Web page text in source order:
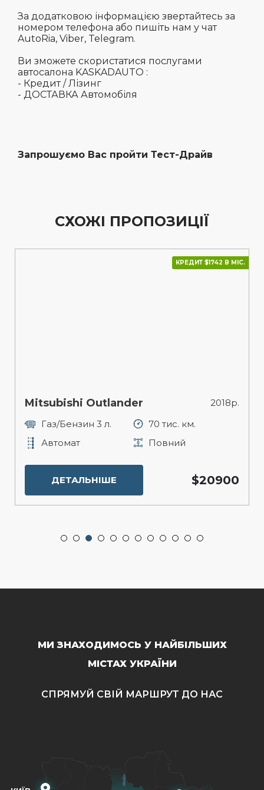
За додатковою інформацією звертайтесь за
номером телефона або пишіть нам у чат
AutoRia, Viber, Telegram.
Ви зможете скористатися послугами
автосалона KASKADAUTO :
- Кредит / Лізинг
- ДОСТАВКА Автомобіля
Запрошуємо Вас пройти Тест-Драйв
СХОЖІ ПРОПОЗИЦІЇ
КРЕДИТ $1742 В МІС.
Mitsubishi Outlander
2018р.
Газ/Бензин 3 л.
70 тис. км.
Автомат
Повний
ДЕТАЛЬНІШЕ $20900
МИ ЗНАХОДИМОСЬ У НАЙБІЛЬШИХ
МІСТАХ УКРАЇНИ
СПРЯМУЙ СВІЙ МАРШРУТ ДО НАС